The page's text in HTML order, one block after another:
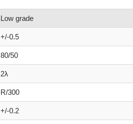
Low grade
+/-0.5
80/50
2λ
R/300
+/-0.2